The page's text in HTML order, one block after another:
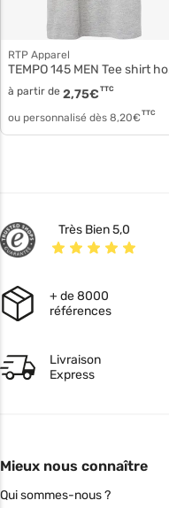
RTP Apparel
TEMPO 145 MEN Tee shirt homme 03254
à partir de 2,75€ TTC
ou personnalisé dès 8,20€ TTC
Très Bien 5,0
+ de 8000
références
Livraison
Express
Mieux nous connaître
Qui sommes-nous ?